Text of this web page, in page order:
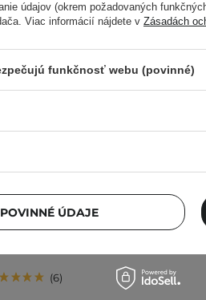
Firming Retinal Duo -
retinalom 30 ml +
s retinalom 30 ml
6
K-
údajov (okrem požadovaných
Viac informácií nájdete v Zásadách
funkčnosť webu (povinné)
ÚDAJE